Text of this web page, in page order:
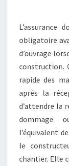
L’assurance
obligatoire
d’ouvrage
construction.
rapide des
après la
d’attendre la
dommage
l’équivalent
le
chantier. Elle